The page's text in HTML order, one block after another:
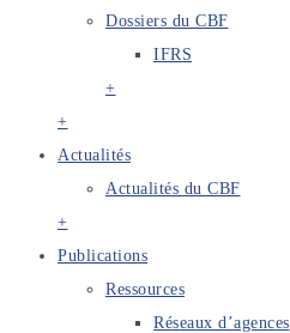
Dossiers du CBF
IFRS
+
+
Actualités
Actualités du CBF
+
Publications
Ressources
Réseaux d’agences